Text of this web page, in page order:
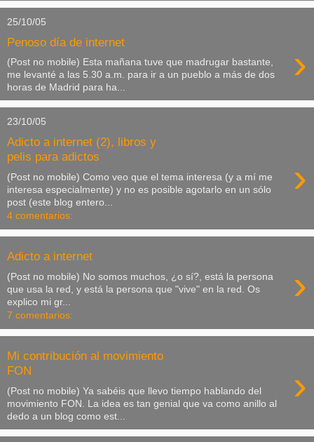
25/10/05
Penoso día de internet ›
(Post no mobile) Esta mañana tuve que madrugar bastante,
me levanté a las 5.30 a.m. para ir a un pueblo a más de dos
horas de Madrid para ha...
23/10/05
Adicto a internet (2), libros y
pelis para adictos
›
(Post no mobile) Como veo que el tema interesa (y a mí me
interesa especialmente) y no es posible agotarlo en un sólo
post (este blog entero...
4 comentarios:
Adicto a internet
›
(Post no mobile) No somos muchos, ¿o sí?, está la persona
que usa la red, y está la persona que "vive" en la red. Os
explico mi gr...
7 comentarios:
Mi contribución al movimiento
FON
›
(Post no mobile) Ya sabéis que llevo tiempo hablando del
movimiento FON. La idea es tan genial que va como anillo al
dedo a un blog como est...